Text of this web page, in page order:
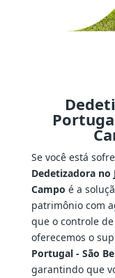
Se você está
Dedetizadora no
Campo é a
patrimônio com
que o controle
oferecemos o
Portugal - São
garantindo que